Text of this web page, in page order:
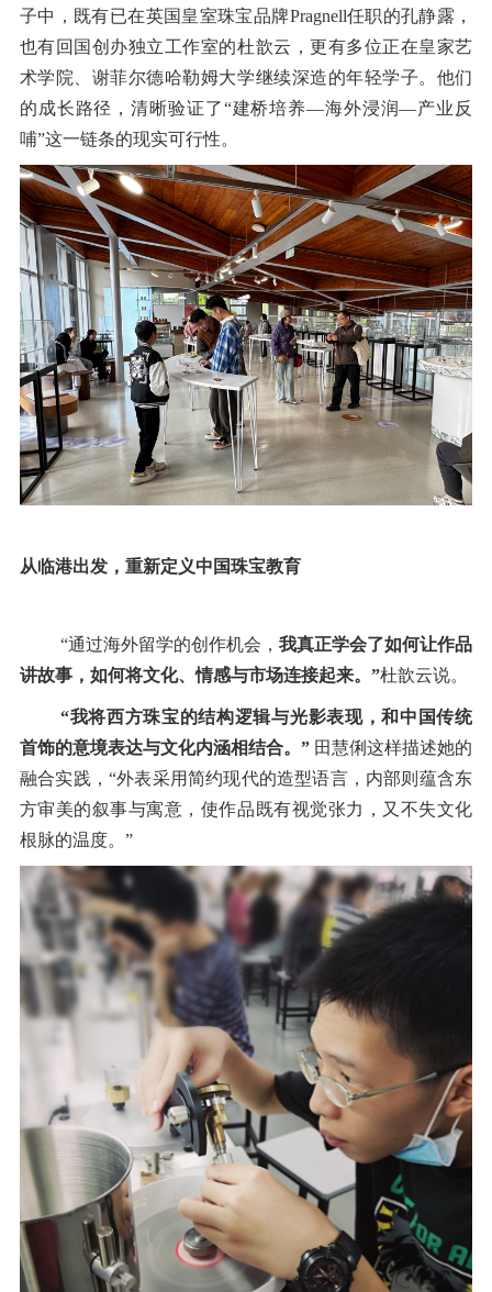
子中，既有已在英国皇室珠宝品牌Pragnell任职的孔静露，
也有回国创办独立工作室的杜歆云，更有多位正在皇家艺
术学院、谢菲尔德哈勒姆大学继续深造的年轻学子。他们
的成长路径，清晰验证了“建桥培养—海外浸润—产业反
哺”这一链条的现实可行性。
从临港出发，重新定义中国珠宝教育
“通过海外留学的创作机会，我真正学会了如何让作品
讲故事，如何将文化、情感与市场连接起来。 ”杜歆云说。
“我将西方珠宝的结构逻辑与光影表现，和中国传统
首饰的意境表达与文化内涵相结合。” 田慧俐这样描述她的
融合实践， “外表采用简约现代的造型语言，内部则蕴含东
方审美的叙事与寓意，使作品既有视觉张力，又不失文化
根脉的温度。 ”